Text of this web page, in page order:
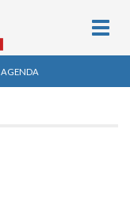
AGENDA